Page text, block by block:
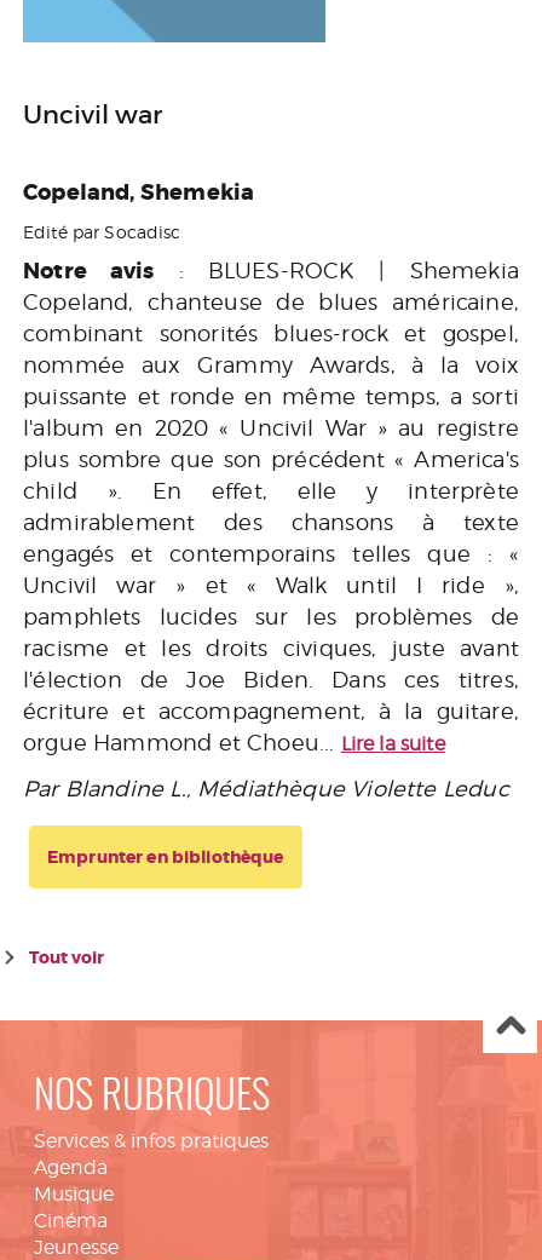
Uncivil war
Copeland, Shemekia
Edité par Socadisc
Notre avis : BLUES-ROCK | Shemekia
Copeland, chanteuse de blues américaine,
combinant sonorités blues-rock et gospel,
nommée aux Grammy Awards, à la voix
puissante et ronde en même temps, a sorti
l'album en 2020 « Uncivil War » au registre
plus sombre que son précédent « America's
child ». En effet, elle y interprète
admirablement des chansons à texte
engagés et contemporains telles que : «
Uncivil war » et « Walk until I ride »,
pamphlets lucides sur les problèmes de
racisme et les droits civiques, juste avant
l'élection de Joe Biden. Dans ces titres,
écriture et accompagnement, à la guitare,
orgue Hammond et Choeu...
Lire la suite
Par Blandine L., Médiathèque Violette Leduc
Emprunter en bibliothèque
Tout voir
NOS RUBRIQUES
Services & infos pratiques
Agenda
Musique
Cinéma
Jeunesse